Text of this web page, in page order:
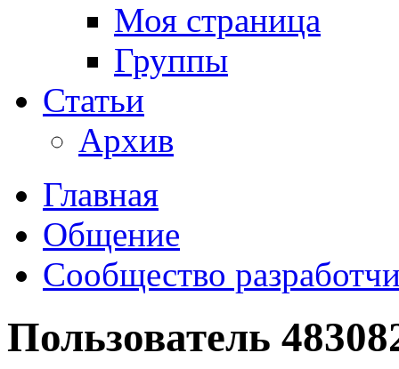
Моя страница
Группы
Статьи
Архив
Главная
Общение
Сообщество
Пользователь